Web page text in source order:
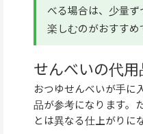
べる場合は、少量
楽しむのがおすすめ
せんべいの代用
おつゆせんべいが手に
品が参考になります。
とは異なる仕上がりに